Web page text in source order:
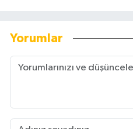
Yorumlar